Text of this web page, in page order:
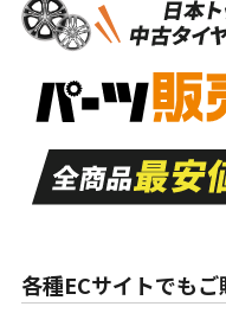
S
品）
A
走行距離も少な
目立つ傷もほと
ない中古品
な中古品
各種ECサイトでも